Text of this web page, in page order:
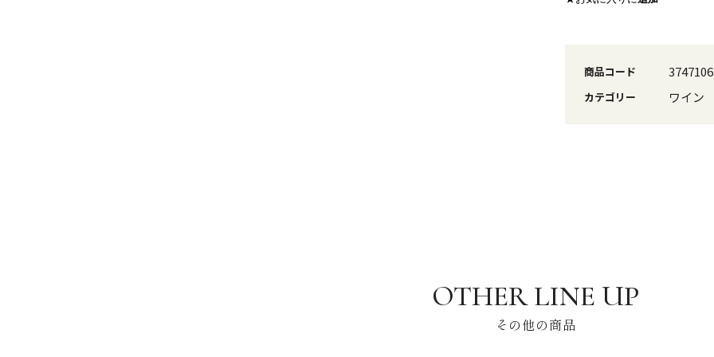
商品コード 3747106
カテゴリー ワイン
その他の商品